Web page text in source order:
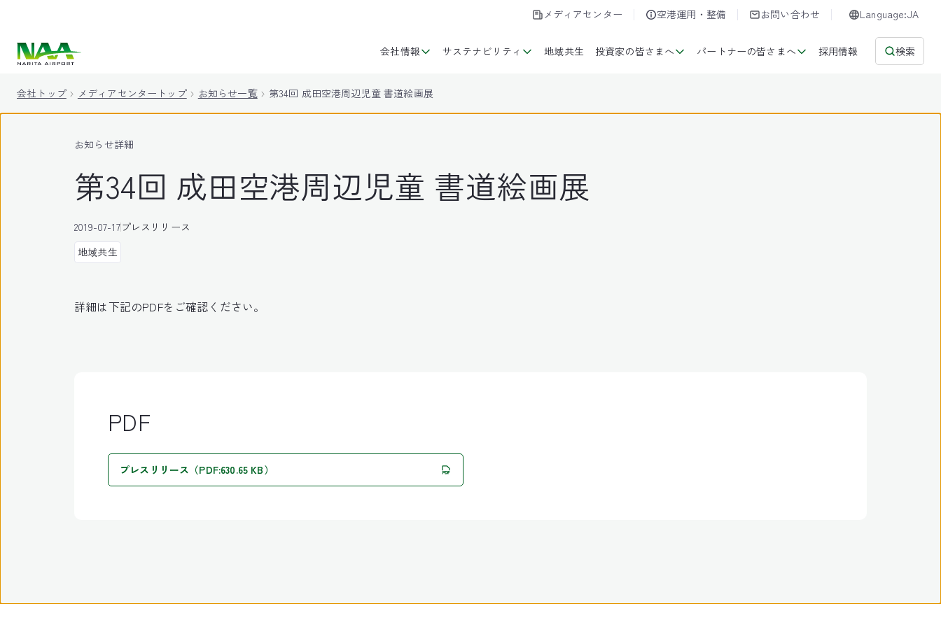
メディアセンター 空港運用・整備 お問い合わせ Language:JA
会社情報 サステナビリティ 地域共生 投資家の皆さまへ パートナーの皆さまへ 採用情報 検索
会社トップ メディアセンタートップ お知らせ一覧 第34回 成田空港周辺児童 書道絵画展
お知らせ詳細
第34回 成田空港周辺児童 書道絵画展
2019-07-17プレスリリース
地域共生
詳細は下記のPDFをご確認ください。
PDF
プレスリリース（PDF:630.65 KB）